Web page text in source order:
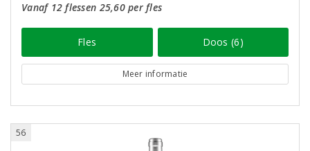
Vanaf 12 flessen 25,60 per fles
Fles Doos (6)
Meer informatie
56